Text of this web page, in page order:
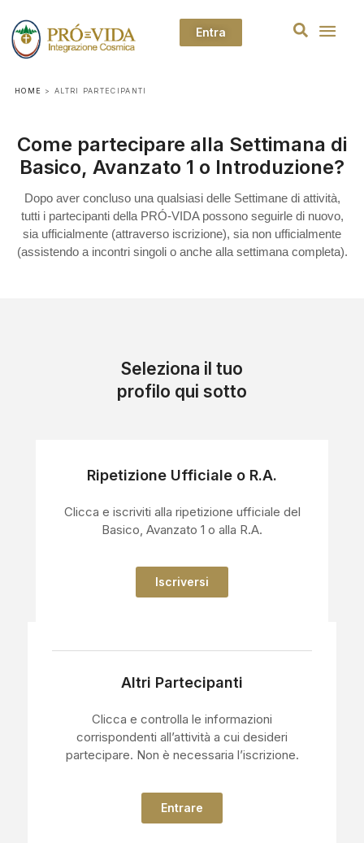
Entra
HOME >ALTRI PARTECIPANTI
Come partecipare alla Settimana di
Basico, Avanzato 1 o Introduzione?
Dopo aver concluso una qualsiasi delle Settimane di attività,
tutti i partecipanti della PRÓ-VIDA possono seguirle di nuovo,
sia ufficialmente (attraverso iscrizione), sia non ufficialmente
(assistendo a incontri singoli o anche alla settimana completa).
Seleziona il tuo
profilo qui sotto
Ripetizione Ufficiale o R.A.
Clicca e iscriviti alla ripetizione ufficiale del
Basico, Avanzato 1 o alla R.A.
Iscriversi
Altri Partecipanti
Clicca e controlla le informazioni
corrispondenti all’attività a cui desideri
partecipare. Non è necessaria l’iscrizione.
Entrare